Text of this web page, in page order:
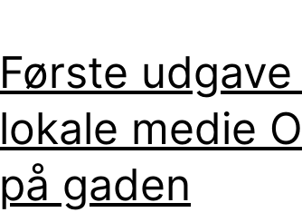
Første
lokale medie
på gaden